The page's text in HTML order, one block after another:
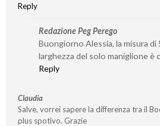
Reply
Redazione Peg Perego
Buongiorno Alessia, la misura di
larghezza del solo maniglione è
Reply
Claudia
Salve, vorrei sapere la differenza tra il
plus spotivo. Grazie